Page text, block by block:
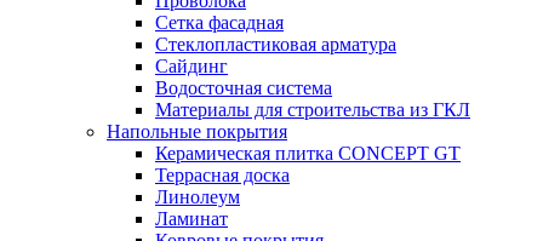
Сетка фасадная
Стеклопластиковая арматура
Сайдинг
Водосточная система
Материалы для строительства из ГКЛ
Напольные покрытия
Керамическая плитка CONCEPT GT
Террасная доска
Линолеум
Ламинат